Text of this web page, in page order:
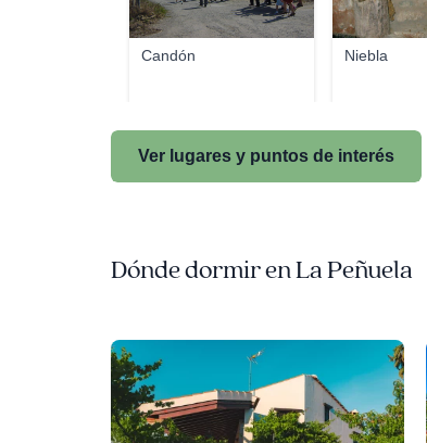
Candón Niebla
Ver lugares y puntos de interés
Dónde dormir en La Peñuela